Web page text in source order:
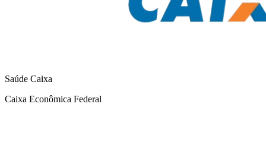
Saúde Caixa
Caixa Econômica Federal